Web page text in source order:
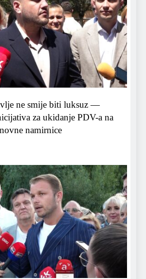
ne smije biti luksuz —
za ukidanje PDV-a na
namirnice